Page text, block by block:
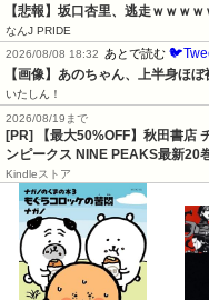
【悲報】坂口杏里、逃走ｗｗｗ
なんJ PRIDE
2026/08/08 18:32
あとで読む
【画像】あのちゃん、上半身ほ
いたしん！
2026/08/19まで
[PR] 【最大50%OFF】秋田書店
ンピークス NINE PEAKS最新20
Kindleストア